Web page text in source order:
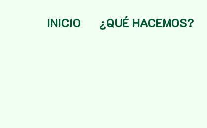
INICIO ¿QUÉ HACEMOS?